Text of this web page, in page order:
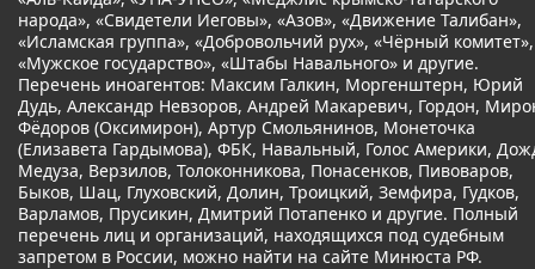
народа», «Свидетели Иеговы», «Азов», «Движение Талибан»,
«Исламская группа», «Добровольчий рух», «Чёрный комитет»,
«Мужское государство», «Штабы Навального» и другие.
Перечень иноагентов: Максим Галкин, Моргенштерн, Юрий
Дудь, Александр Невзоров, Андрей Макаревич, Гордон,
Фёдоров (Оксимирон), Артур Смольянинов, Монеточка
(Елизавета Гардымова), ФБК, Навальный, Голос Америки,
Медуза, Верзилов, Толоконникова, Понасенков, Пивоваров,
Быков, Шац, Глуховский, Долин, Троицкий, Земфира, Гудков,
Варламов, Прусикин, Дмитрий Потапенко и другие. Полный
перечень лиц и организаций, находящихся под судебным
запретом в России, можно найти на сайте Минюста РФ.